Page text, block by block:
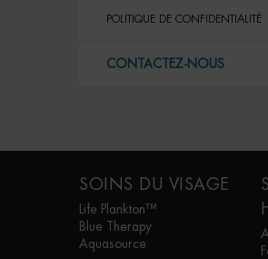
POLITIQUE DE CONFIDENTIALITÉ
CONTACTEZ-NOUS
SOINS DU VISAGE
Life Plankton™
Blue Therapy
Aquasource